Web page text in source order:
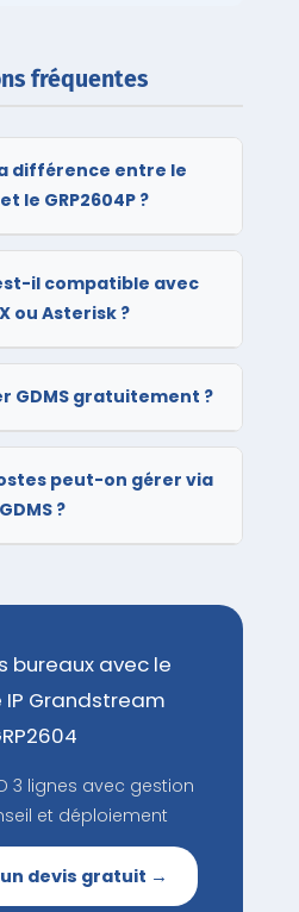
fréquentes
différence entre le
le GRP2604P ?
il compatible avec
ou Asterisk ?
GDMS gratuitement ?
peut-on gérer via
GDMS ?
bureaux avec le
Grandstream
3 lignes avec gestion
et déploiement
devis gratuit →